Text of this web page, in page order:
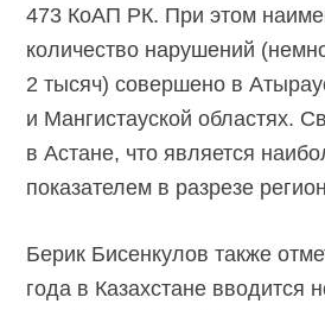
473 КоАП РК. При этом
количество нарушений
2 тысяч) совершено в
и Мангистауской областях.
в Астане, что является
показателем в разрезе
Берик Бисенкулов также
года в Казахстане вводится